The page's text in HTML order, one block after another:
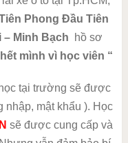
Phong Đầu Tiên
– Minh Bạch hồ sơ
mình vì học viên “
tại trường sẽ được
nhập, mật khẩu ). Học
sẽ được cung cấp và